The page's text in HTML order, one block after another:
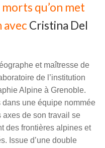
morts qu’on met
avec Cristina Del
et maîtresse de
de l’institution
Alpine à Grenoble.
une équipe nommée
axes de son travail se
des frontières alpines et
Issue d’une double